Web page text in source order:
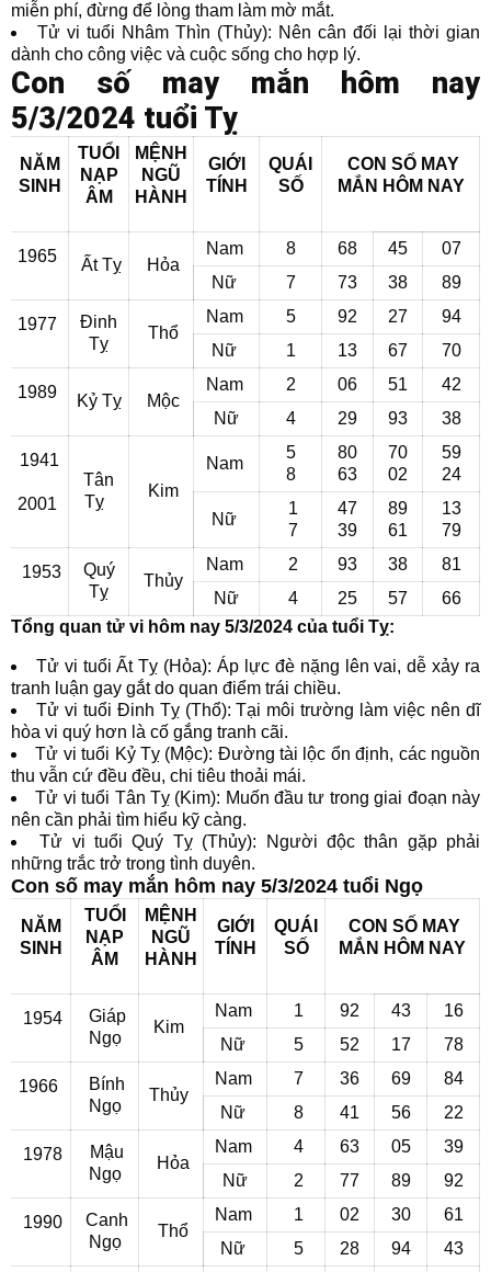
miễn phí, đừng để lòng tham làm mờ mắt.
Tử vi tuổi Nhâm Thìn (Thủy): Nên cân đối lại thời gian
dành cho công việc và cuộc sống cho hợp lý.
Con số may mắn hôm nay
5/3/2024 tuổi Tỵ
NĂM
SINH
TUỔI
NẠP
ÂM
MỆNH
NGŨ
HÀNH
GIỚI
TÍNH
QUÁI
SỐ
CON SỐ MAY
MẮN HÔM NAY
1965 Ất Tỵ Hỏa
Nam 8 68 45
07
Nữ
7 73 38 89
1977
Đinh
Tỵ
Thổ
Nam 5 92 27
94
Nữ
1 13 67 70
1989 Kỷ Tỵ Mộc
Nam 2 06 51
42
Nữ
4 29 93 38
1941
2001
Tân
Tỵ
Kim
Nam
5
8
80
63
70
02
59
24
Nữ
1
7
47
39
89
61
13
79
1953
Quý
Tỵ
Thủy
Nam 2 93 38
81
Nữ
4 25 57
66
Tổng quan tử vi hôm nay 5/3/2024 của tuổi Tỵ:
Tử vi tuổi Ất Tỵ (Hỏa): Áp lực đè nặng lên vai, dễ xảy ra
tranh luận gay gắt do quan điểm trái chiều.
Tử vi tuổi Đinh Tỵ (Thổ): Tại môi trường làm việc nên dĩ
hòa vi quý hơn là cố gắng tranh cãi.
Tử vi tuổi Kỷ Tỵ (Mộc): Đường tài lộc ổn định, các nguồn
thu vẫn cứ đều đều, chi tiêu thoải mái.
Tử vi tuổi Tân Tỵ (Kim): Muốn đầu tư trong giai đoạn này
nên cần phải tìm hiểu kỹ càng.
Tử vi tuổi Quý Tỵ (Thủy): Người độc thân gặp phải
những trắc trở trong tình duyên.
Con số may mắn hôm nay 5/3/2024 tuổi Ngọ
NĂM
SINH
TUỔI
NẠP
ÂM
MỆNH
NGŨ
HÀNH
GIỚI
TÍNH
QUÁI
SỐ
CON SỐ MAY
MẮN HÔM NAY
1954
Giáp
Ngọ
Kim
Nam 1 92 43
16
Nữ
5 52 17 78
1966
Bính
Ngọ
Thủy
Nam 7 36 69
84
Nữ
8 41 56 22
1978
Mậu
Ngọ
Hỏa
Nam 4 63 05
39
Nữ
2 77 89 92
1990
Canh
Ngọ
Thổ
Nam 1 02 30
61
Nữ
5 28 94 43